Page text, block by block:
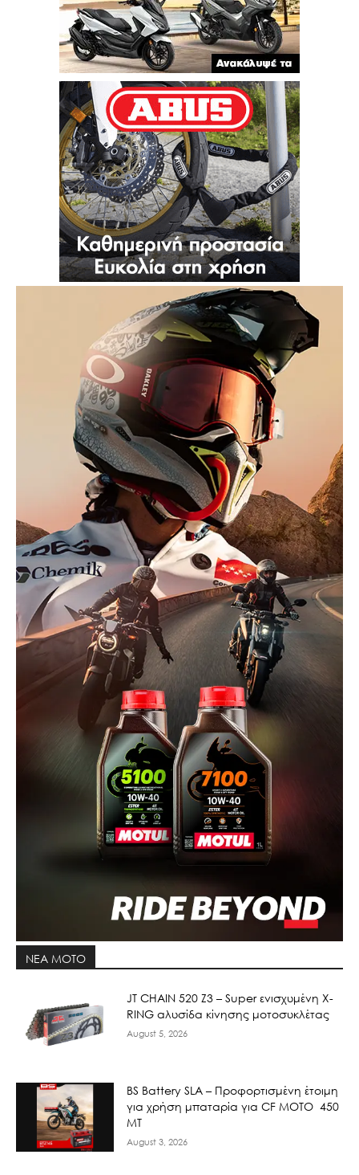
ΝΕΑ MOTO
JT CHAIN 520 Ζ3 – Super ενισχυμένη X-
RING αλυσίδα κίνησης μοτοσυκλέτας
August 5, 2026
BS Battery SLA – Προφορτισμένη έτοιμη
για χρήση μπαταρία για CF MOTO 450
MT
August 3, 2026